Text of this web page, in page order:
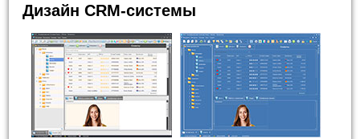
Дизайн CRM-системы